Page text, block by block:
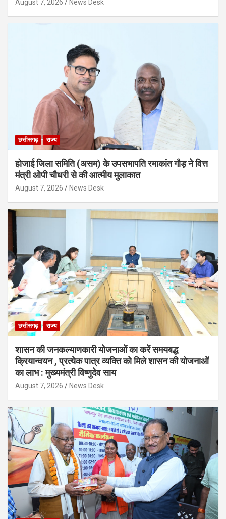
August 7, 2026 News Desk
छत्तीसगढ़ राज्य
होजाई जिला समिति (असम) के उपसभापति रमाकांत गौड़ ने वित्त
मंत्री ओपी चौधरी से की आत्मीय मुलाकात
August 7, 2026 News Desk
छत्तीसगढ़ राज्य
शासन की जनकल्याणकारी योजनाओं का करें समयबद्ध
क्रियान्वयन , प्रत्येक पात्र व्यक्ति को मिले शासन की योजनाओं
का लाभ : मुख्यमंत्री विष्णुदेव साय
August 7, 2026 News Desk